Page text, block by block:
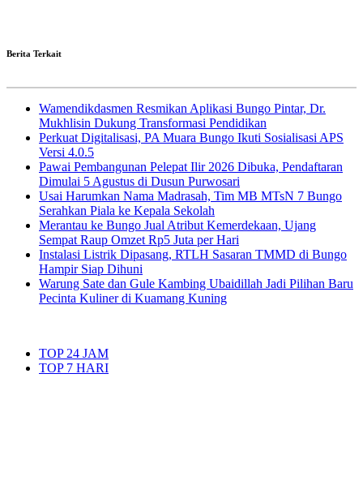
Berita Terkait
Wamendikdasmen Resmikan Aplikasi Bungo Pintar, Dr.
Mukhlisin Dukung Transformasi Pendidikan
Perkuat Digitalisasi, PA Muara Bungo Ikuti Sosialisasi APS
Versi 4.0.5
Pawai Pembangunan Pelepat Ilir 2026 Dibuka, Pendaftaran
Dimulai 5 Agustus di Dusun Purwosari
Usai Harumkan Nama Madrasah, Tim MB MTsN 7 Bungo
Serahkan Piala ke Kepala Sekolah
Merantau ke Bungo Jual Atribut Kemerdekaan, Ujang
Sempat Raup Omzet Rp5 Juta per Hari
Instalasi Listrik Dipasang, RTLH Sasaran TMMD di Bungo
Hampir Siap Dihuni
Warung Sate dan Gule Kambing Ubaidillah Jadi Pilihan Baru
Pecinta Kuliner di Kuamang Kuning
TOP 24 JAM
TOP 7 HARI